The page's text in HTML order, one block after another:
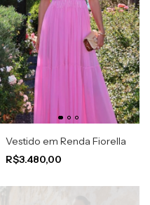
Vestido em Renda Fiorella
R$3.480,00